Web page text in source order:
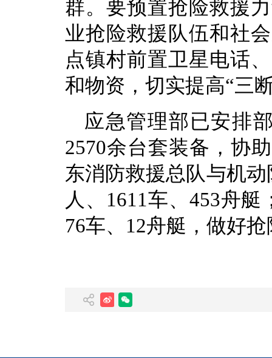
群。要预置抢险救援
业抢险救援队伍和社
点镇村前置卫星电话
和物资，切实提高“三
应急管理部已安排
2570余台套装备，协
东消防救援总队与机
人、1611车、453舟
76车、12舟艇，做好